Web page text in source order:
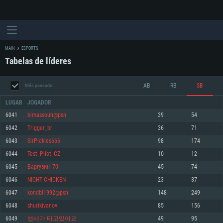
REQUERIMENTOS DE SISTEMA
Mínimo
Sistema Operativo: Windows 10 (64 bit)
Processador: Dual-Core 2.2 GHz
Mínimo
Sistema Operativo: Mac OS Big Sur 11.0 ou versão mais recente
Processador: Core i5 2.2GHz mínimo (Intel Xeon não suportado)
Mínimo
Sistema Operativo: Distribuições mais modernas do Linux de 64bit
Processador: Dual-Core 2.4 GHz
MAIN ESPORTS
Tabelas de líderes
Mês passado AB RB SB
LUGAR JOGADOR
6041 blmassouh@psn 39 54
6042 Trigger_br 36 71
6043 SirPickles666 98 174
6044 Test_Pilot_CZ 10 12
6045 Баргузин_70 45 74
6046 NIGHT CHICKEN 23 37
6047 kondbl1992@psn 148 249
6048 shurikivanov 85 156
6049 뱁새가 타고있어요 49 95